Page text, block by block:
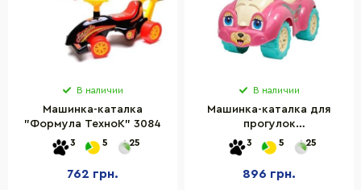
В наличии
Машинка-каталка
"Формула ТехноК" 3084
3 5 25
762 грн.
В наличии
Машинка-каталка для
прогулок
3503/3510/2315/3268/0823/
3 5 25
896 грн.